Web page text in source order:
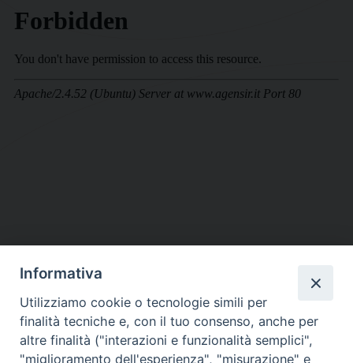
DIOCESI SUBURBICARIA DI ALBANO
Contatti:Tel.: 06.93268401 - Fax.: 06.9323844
E-mail:curia@diocesidialbano.it
Informativa
Utilizziamo cookie o tecnologie simili per
finalità tecniche e, con il tuo consenso, anche per
altre finalità ("interazioni e funzionalità semplici",
"miglioramento dell'esperienza", "misurazione" e